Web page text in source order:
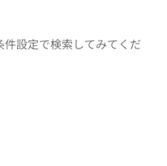
設定で検索してみてくだ